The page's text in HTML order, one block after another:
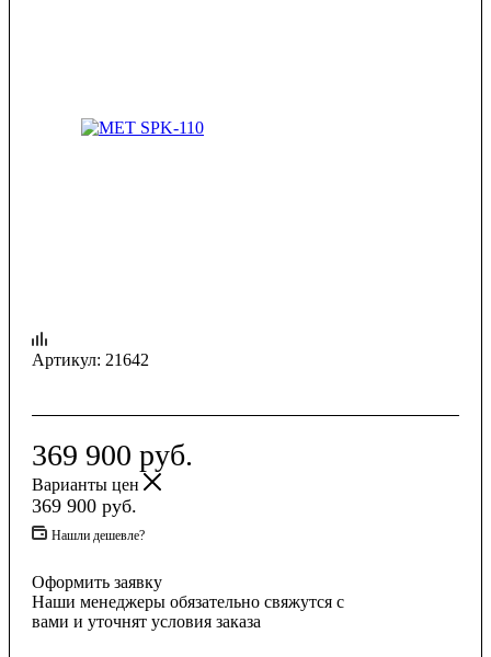
Артикул: 21642
369 900 руб.
Варианты цен
369 900 руб.
Нашли дешевле?
Оформить заявку
Наши менеджеры обязательно свяжутся с
вами и уточнят условия заказа